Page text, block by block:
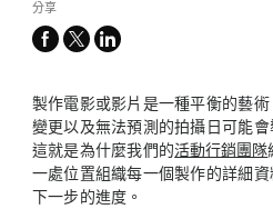
分享
facebook
x-
linkedin
製作電影或影片是一種平衡的藝
變更以及無法預測的拍攝日可能
這就是為什麼我們的活動行銷團隊
一處位置組織每一個製作的詳細
下一步的進度。